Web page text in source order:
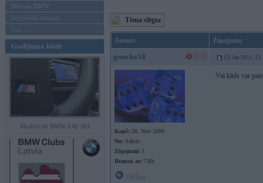
Mēneša BMW
Sērijveida tūnings
Vel...
Gadījuma bilde
Modificēti BMW E46 M3
Tēma slēgta
Autors Ziņojums
guncha58 13. Jan 2011,
Kopš: 28. Nov 2009
No: Sabile
Ziņojumi: 1
Braucu ar: 730i
Vai kāds var